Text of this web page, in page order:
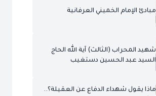
مبادئ الإمام الخميني العرفانية
شهيد المحراب (الثالث) آية الله الحاج
السيد عبد الحسين دستغيب
ماذا يقول شهداء الدفاع عن العقيلة؟..